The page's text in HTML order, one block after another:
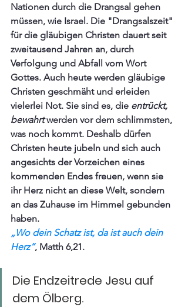
Nationen durch die Drangsal gehen
müssen, wie Israel. Die "Drangsalszeit"
für die gläubigen Christen dauert seit
zweitausend Jahren an, durch
Verfolgung und Abfall vom Wort
Gottes. Auch heute werden gläubige
Christen geschmäht und erleiden
vielerlei Not. Sie sind es, die entrückt,
bewahrt werden vor dem schlimmsten,
was noch kommt. Deshalb dürfen
Christen heute jubeln und sich auch
angesichts der Vorzeichen eines
kommenden Endes freuen, wenn sie
ihr Herz nicht an diese Welt, sondern
an das Zuhause im Himmel gebunden
haben.
„Wo dein Schatz ist, da ist auch dein
Herz“, Matth 6,21.
Die Endzeitrede Jesu auf
dem Ölberg.